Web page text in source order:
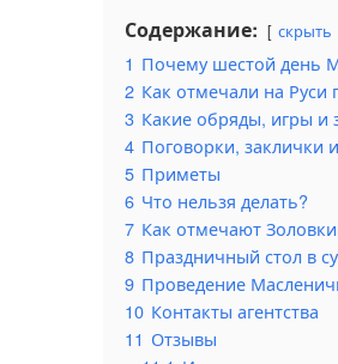
Содержание: скрыть
1 Почему шестой день
2 Как отмечали на Руси
3 Какие обряды, игры и
4 Поговорки, заклички
5 Приметы
6 Что нельзя делать?
7 Как отмечают
8 Праздничный стол в
9 Проведение
10 Контакты агентства
11 Отзывы